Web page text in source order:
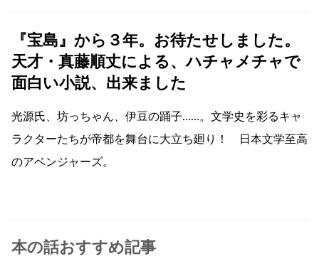
『宝島』から３年。お待たせしました。
天才・真藤順丈による、ハチャメチャで
面白い小説、出来ました
光源氏、坊っちゃん、伊豆の踊子……。文学史を彩るキャ
ラクターたちが帝都を舞台に大立ち廻り！ 日本文学至高
のアベンジャーズ。
本の話おすすめ記事